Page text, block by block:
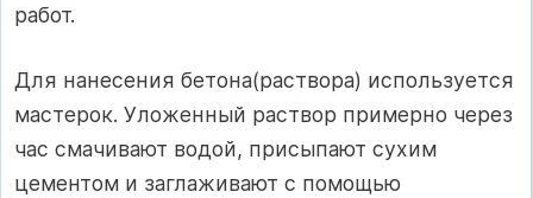
работ.
Для нанесения бетона(раствора) используется
мастерок. Уложенный раствор примерно через
час смачивают водой, присыпают сухим
цементом и заглаживают с помощью